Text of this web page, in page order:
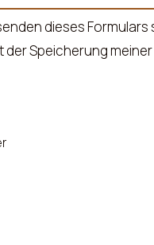
dieses Formulars
der Speicherung